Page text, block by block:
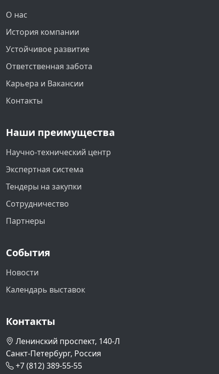
О нас
История компании
Устойчивое развитие
Ответственная забота
Карьера и Вакансии
Контакты
Наши преимущества
Научно-технический центр
Экспертная система
Тендеры на закупки
Сотрудничество
Партнеры
События
Новости
Календарь выставок
Контакты
Ленинский проспект, 140-Л
Санкт-Петербург, Россия
+7 (812) 389-55-55